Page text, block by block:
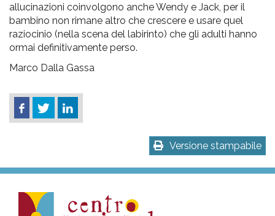
allucinazioni coinvolgono anche Wendy e Jack, per il
bambino non rimane altro che crescere e usare quel
raziocinio (nella scena del labirinto) che gli adulti hanno
ormai definitivamente perso.
Marco Dalla Gassa
Versione stampabile